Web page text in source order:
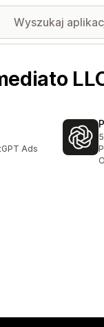
Ads